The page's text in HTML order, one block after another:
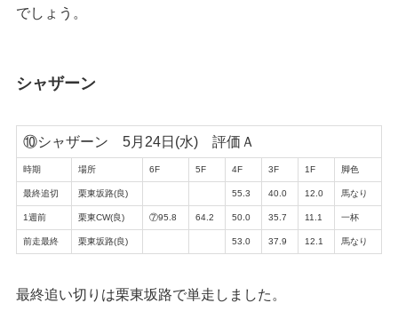
でしょう。
シャザーン
⑩シャザーン 5月24日(水) 評価Ａ
時期 場所 6F 5F 4F 3F 1F 脚色
最終追切 栗東坂路(良) 55.3 40.0 12.0 馬なり
1週前 栗東CW(良) ⑦95.8 64.2 50.0 35.7 11.1 一杯
前走最終 栗東坂路(良) 53.0 37.9 12.1 馬なり
最終追い切りは栗東坂路で単走しました。